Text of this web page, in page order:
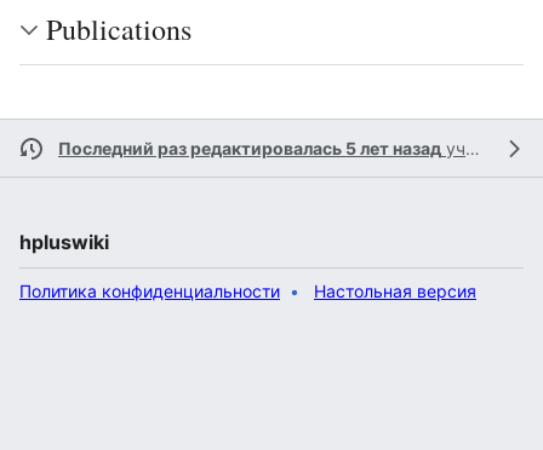
Publications
Последний раз редактировалась 5 лет назад участником
hpluswiki
Политика конфиденциальности Настольная версия